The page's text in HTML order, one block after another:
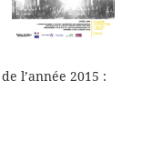
l’année 2015 :